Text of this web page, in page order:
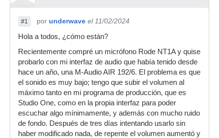
#1 por underwave el 11/02/2024
Hola a todos, ¿cómo están?
Recientemente compré un micrófono Rode NT1A y quise
probarlo con mi interfaz de audio que había tenido desde
hace un año, una M-Audio AIR 192/6. El problema es que
el sonido es muy bajo; tengo que subir el volumen al
máximo tanto en mi programa de producción, que es
Studio One, como en la propia interfaz para poder
escuchar algo mínimamente, y además con mucho ruido
de fondo. Después de tres días intentando usarlo sin
haber modificado nada, de repente el volumen aumentó y